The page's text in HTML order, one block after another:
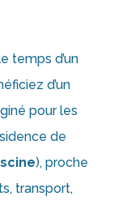
temps d’un
d’un
pour les
de
), proche
transport,